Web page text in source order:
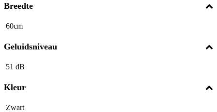
Breedte
60cm
Geluidsniveau
51 dB
Kleur
Zwart